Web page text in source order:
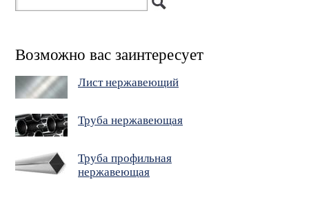
Возможно вас заинтересует
Лист нержавеющий
Труба нержавеющая
Труба профильная
нержавеющая